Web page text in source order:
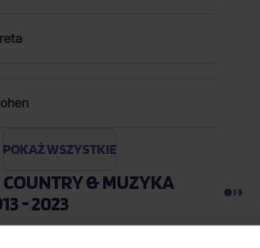
POKAŻ WSZYSTKIE
COUNTRY & MUZYKA
- 2023